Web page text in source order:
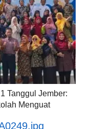
Tanggul Jember:
Menguat